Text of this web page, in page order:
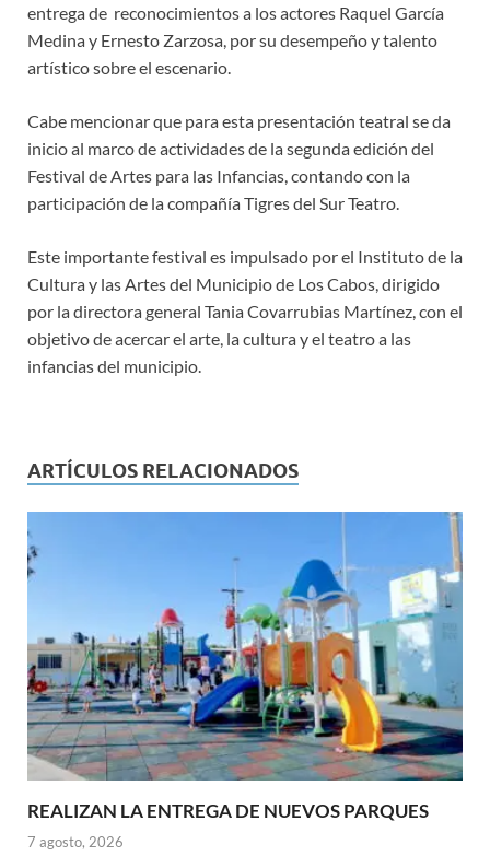
entrega de reconocimientos a los actores Raquel García
Medina y Ernesto Zarzosa, por su desempeño y talento
artístico sobre el escenario.
Cabe mencionar que para esta presentación teatral se da
inicio al marco de actividades de la segunda edición del
Festival de Artes para las Infancias, contando con la
participación de la compañía Tigres del Sur Teatro.
Este importante festival es impulsado por el Instituto de la
Cultura y las Artes del Municipio de Los Cabos, dirigido
por la directora general Tania Covarrubias Martínez, con el
objetivo de acercar el arte, la cultura y el teatro a las
infancias del municipio.
ARTÍCULOS RELACIONADOS
REALIZAN LA ENTREGA DE NUEVOS PARQUES
7 agosto, 2026